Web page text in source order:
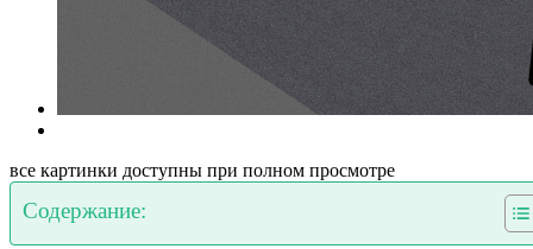
все картинки доступны при полном просмотре
Содержание: